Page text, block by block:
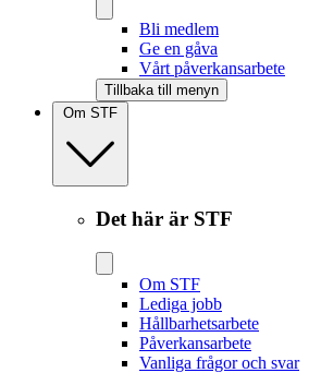
Bli medlem
Ge en gåva
Vårt påverkansarbete
Tillbaka till menyn
Om STF
Det här är STF
Om STF
Lediga jobb
Hållbarhetsarbete
Påverkansarbete
Vanliga frågor och svar